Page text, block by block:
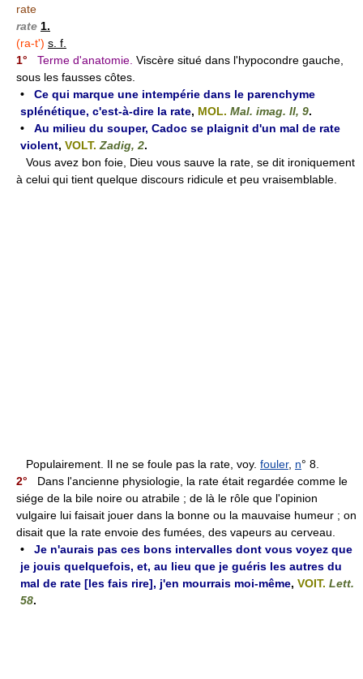
rate
rate 1.
(ra-t') s. f.
1°
Terme d'anatomie. Viscère situé dans l'hypocondre gauche,
sous les fausses côtes.
• Ce qui marque une intempérie dans le parenchyme
splénétique, c'est-à-dire la rate, MOL. Mal. imag. II, 9.
• Au milieu du souper, Cadoc se plaignit d'un mal de rate
violent, VOLT. Zadig, 2.
Vous avez bon foie, Dieu vous sauve la rate, se dit ironiquement
à celui qui tient quelque discours ridicule et peu vraisemblable.
Populairement. Il ne se foule pas la rate, voy. fouler, n° 8.
2° Dans l'ancienne physiologie, la rate était regardée comme le
siége de la bile noire ou atrabile ; de là le rôle que l'opinion
vulgaire lui faisait jouer dans la bonne ou la mauvaise humeur ; on
disait que la rate envoie des fumées, des vapeurs au cerveau.
• Je n'aurais pas ces bons intervalles dont vous voyez que
je jouis quelquefois, et, au lieu que je guéris les autres du
mal de rate [les fais rire], j'en mourrais moi-même, VOIT. Lett.
58.